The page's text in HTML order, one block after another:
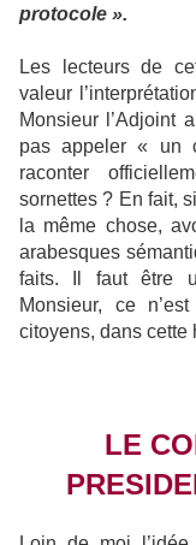
protocole ».
Les lecteurs de
valeur
Monsieur l’Adjoint
pas appeler « un
raconter
sornettes ? En fait,
la même chose,
arabesques
faits. Il faut être
Monsieur, ce
citoyens, dans cette
LE